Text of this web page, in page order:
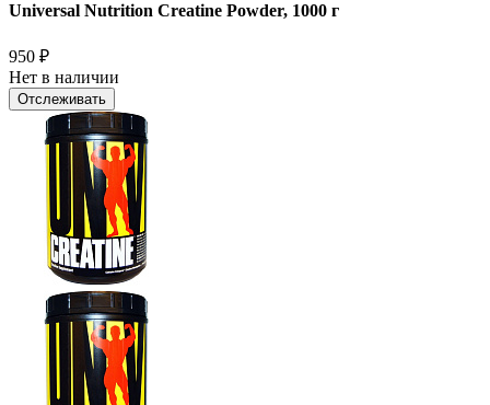
Universal Nutrition Creatine Powder, 1000 г
950 ₽
Нет в наличии
Отслеживать